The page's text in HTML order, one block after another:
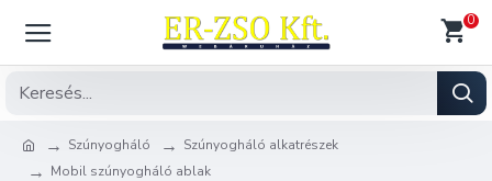
0
Szúnyogháló
Szúnyogháló alkatrészek
Mobil szúnyogháló ablak